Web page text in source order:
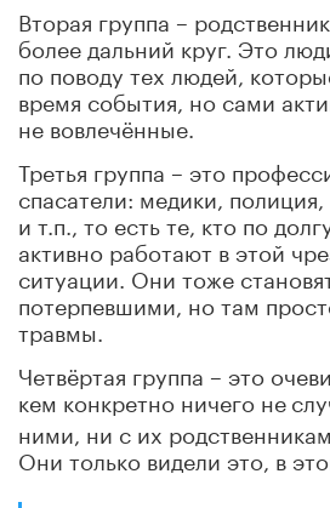
Вторая группа –
более дальний круг. Это
по поводу тех людей,
время события, но сами
не вовлечённые.
Третья группа – это
спасатели: медики,
и т.п., то есть те, кто по
активно работают в этой
ситуации. Они тоже
потерпевшими, но там
травмы.
Четвёртая группа – это
кем конкретно ничего не
ними, ни с их
Они только видели это, в